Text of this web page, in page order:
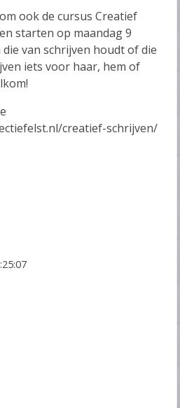
ook de cursus Creatief
starten op maandag 9
van schrijven houdt of die
iets voor haar, hem of
creatief-schrijven/